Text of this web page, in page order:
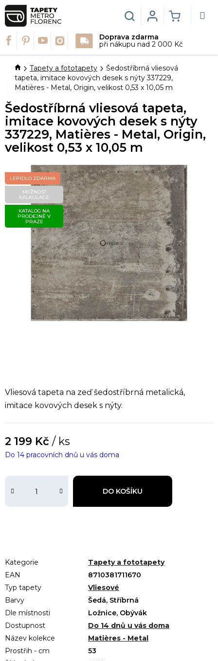
Přejít
na
obsah
Doprava zdarma
při nákupu nad 2 000 Kč
Hledat
KOŠÍK
Login
DomůTapety a fototapety
Šedostříbrná vliesová
tapeta, imitace kovových desek s nýty 337229,
Matières - Metal, Origin, velikost 0,53 x 10,05 m
Vliesová tapeta na zeď šedostříbrná metalická,
imitace kovových desek s nýty.
2 199 Kč / ks
DO KOŠÍKU
Do 14 pracovních dnů u vás doma
Kategorie
Tapety a fototapety
EAN
8710381711670
Typ tapety
Vliesové
Barvy
Šedá, Stříbrná
Dle místnosti
Ložnice, Obývák
Dostupnost
Do 14 dnů u vás doma
Název kolekce
Matières - Metal
Prostřih - cm
53
Šedostříbrná vliesová tapeta,
imitace kovových desek s nýty
337229, Matières - Metal, Origin,
velikost 0,53 x 10,05 m
LEPIDLO ZDARMA
MOŽNOST
KALKULACE
KATALOG NA
PRODEJNĚ V
PRAZE